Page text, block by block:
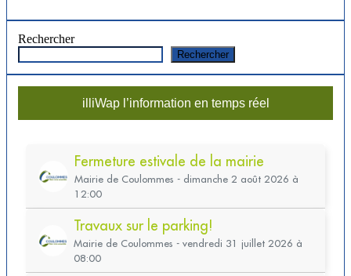
Rechercher
Rechercher
illiWap l’information en temps réel